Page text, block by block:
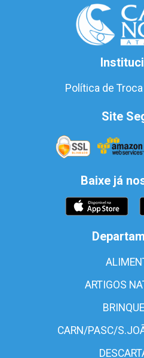
Política de
Site
Baixe já
ARTIGOS
CARN/PASC/